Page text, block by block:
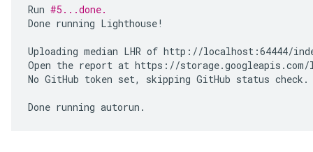
Run #5...done.
Done running Lighthouse!
Uploading median LHR of http://localhost:64444/
Open the report at https://storage.googleapis.com/
No GitHub token set, skipping GitHub status check.
Done running